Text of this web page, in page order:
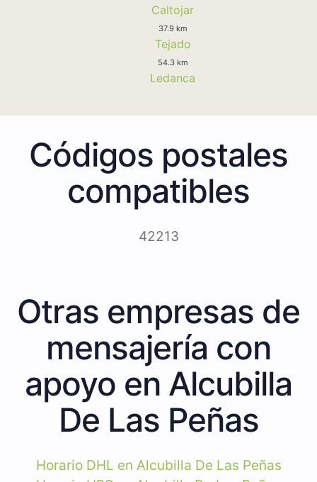
Caltojar
37.9 km
Tejado
54.3 km
Ledanca
Códigos postales
compatibles
42213
Otras empresas de
mensajería con
apoyo en Alcubilla
De Las Peñas
Horario DHL en Alcubilla De Las Peñas